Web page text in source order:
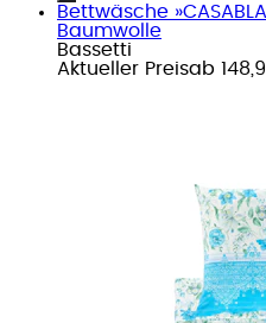
Bettwäsche
Baumwolle
Bassetti
Aktueller Preisab